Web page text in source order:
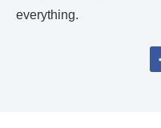
everything.